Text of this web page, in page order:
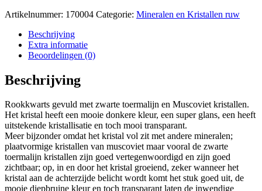
Artikelnummer: 170004 Categorie: Mineralen en Kristallen ruw
Beschrijving
Extra informatie
Beoordelingen (0)
Beschrijving
Rookkwarts gevuld met zwarte toermalijn en Muscoviet kristallen.
Het kristal heeft een mooie donkere kleur, een super glans, een heeft
uitstekende kristallisatie en toch mooi transparant.
Meer bijzonder omdat het kristal vol zit met andere mineralen;
plaatvormige kristallen van muscoviet maar vooral de zwarte
toermalijn kristallen zijn goed vertegenwoordigd en zijn goed
zichtbaar; op, in en door het kristal groeiend, zeker wanneer het
kristal aan de achterzijde belicht wordt komt het stuk goed uit, de
mooie diepbruine kleur en toch transparant laten de inwendige